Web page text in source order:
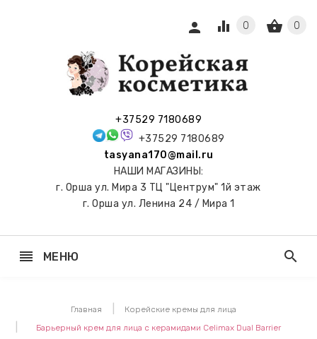
+37529 7180689
+37529 7180689
tasyana170@mail.ru
НАШИ МАГАЗИНЫ:
г. Орша ул. Мира 3 ТЦ "Центрум" 1й этаж
г. Орша ул. Ленина 24 / Мира 1
person shopping_basket 0
equalizer 0
reorder МЕНЮ
ТОНЕРЫ,
keyboard_arrow_right
search
Главная
Корейские кремы для лица
Барьерный крем для лица с керамидами Celimax Dual Barrier